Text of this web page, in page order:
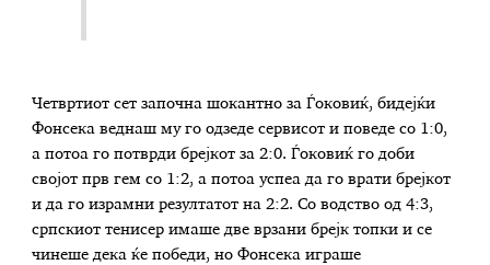
Четвртиот сет започна шокантно за Ѓоковиќ, бидејќи
Фонсека веднаш му го одзеде сервисот и поведе со 1:0,
а потоа го потврди брејкот за 2:0. Ѓоковиќ го доби
својот прв гем со 1:2, а потоа успеа да го врати брејкот
и да го израмни резултатот на 2:2. Со водство од 4:3,
српскиот тенисер имаше две врзани брејк топки и се
чинеше дека ќе победи, но Фонсека играше